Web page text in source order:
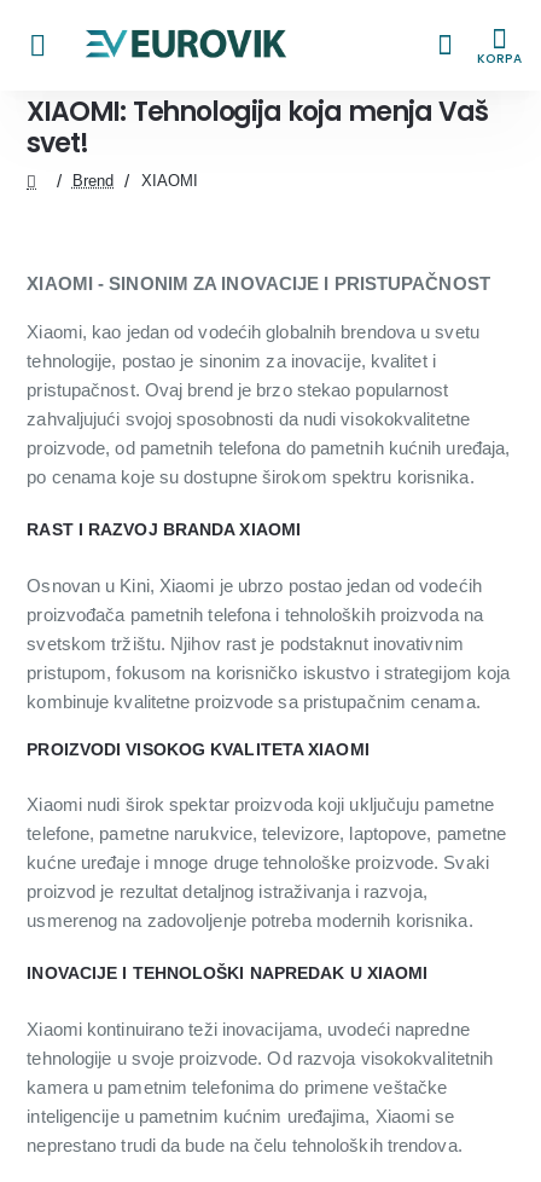
KORPA
XIAOMI: Tehnologija koja menja Vaš
svet!
Brend XIAOMI
XIAOMI - SINONIM ZA INOVACIJE I PRISTUPAČNOST
Xiaomi, kao jedan od vodećih globalnih brendova u svetu
tehnologije, postao je sinonim za inovacije, kvalitet i
pristupačnost. Ovaj brend je brzo stekao popularnost
zahvaljujući svojoj sposobnosti da nudi visokokvalitetne
proizvode, od pametnih telefona do pametnih kućnih uređaja,
po cenama koje su dostupne širokom spektru korisnika.
RAST I RAZVOJ BRANDA XIAOMI
Osnovan u Kini, Xiaomi je ubrzo postao jedan od vodećih
proizvođača pametnih telefona i tehnoloških proizvoda na
svetskom tržištu. Njihov rast je podstaknut inovativnim
pristupom, fokusom na korisničko iskustvo i strategijom koja
kombinuje kvalitetne proizvode sa pristupačnim cenama.
PROIZVODI VISOKOG KVALITETA XIAOMI
Xiaomi nudi širok spektar proizvoda koji uključuju pametne
telefone, pametne narukvice, televizore, laptopove, pametne
kućne uređaje i mnoge druge tehnološke proizvode. Svaki
proizvod je rezultat detaljnog istraživanja i razvoja,
usmerenog na zadovoljenje potreba modernih korisnika.
INOVACIJE I TEHNOLOŠKI NAPREDAK U XIAOMI
Xiaomi kontinuirano teži inovacijama, uvodeći napredne
tehnologije u svoje proizvode. Od razvoja visokokvalitetnih
kamera u pametnim telefonima do primene veštačke
inteligencije u pametnim kućnim uređajima, Xiaomi se
neprestano trudi da bude na čelu tehnoloških trendova.